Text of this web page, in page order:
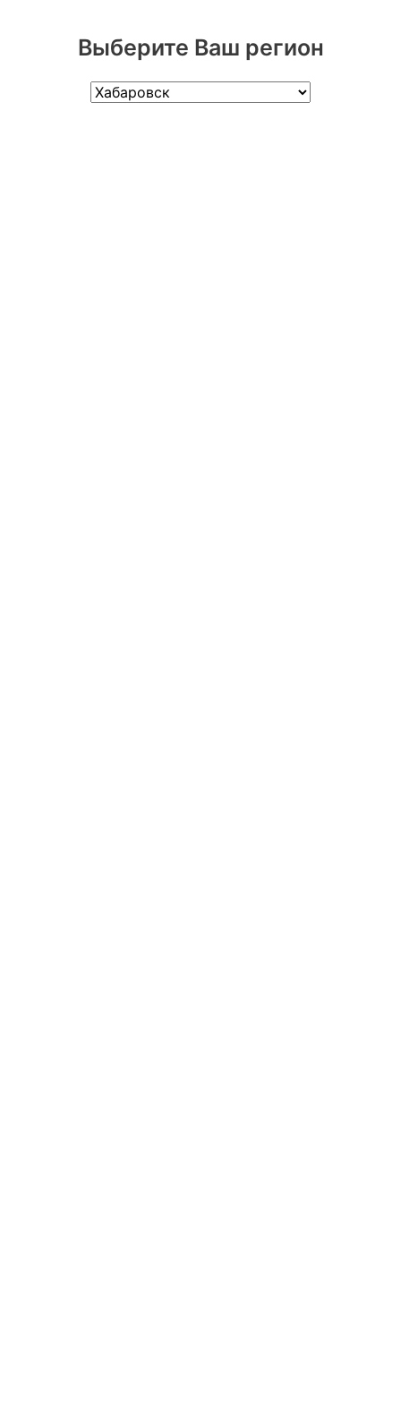
Выберите Ваш регион